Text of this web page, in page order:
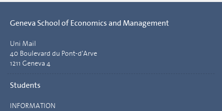
Geneva School of Economics and Management
Uni Mail
40 Boulevard du Pont-d'Arve
1211 Geneva 4
Students
INFORMATION